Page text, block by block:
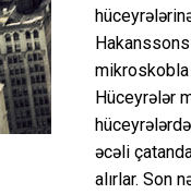
mikroskobla
Hüceyrələr
əcəli
alırlar. Son